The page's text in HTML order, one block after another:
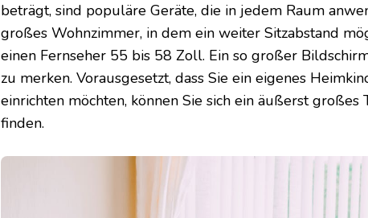
beträgt, sind populäre Geräte, die in jedem Raum
großes Wohnzimmer, in dem ein weiter Sitzabstand
einen Fernseher 55 bis 58 Zoll. Ein so großer
zu merken. Vorausgesetzt, dass Sie ein eigenes
einrichten möchten, können Sie sich ein äußerst
finden.